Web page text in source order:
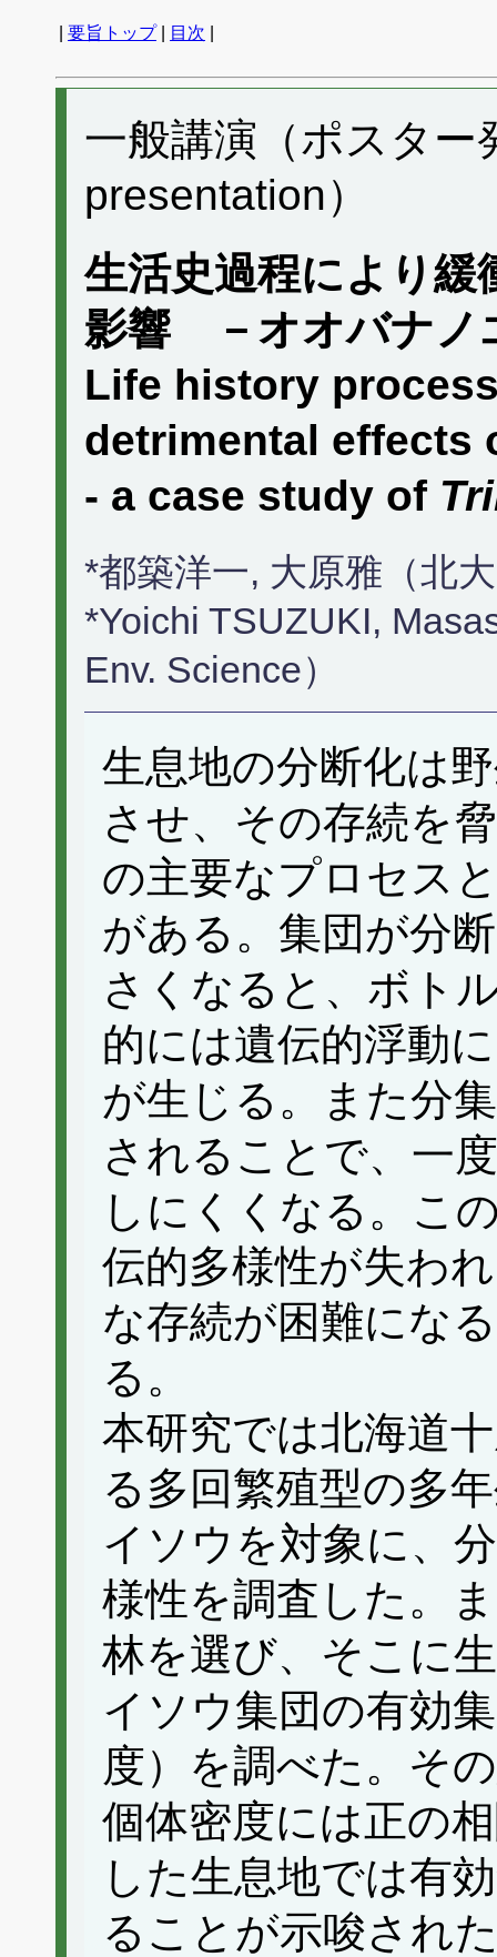
要旨トップ| 目次
一般講演（ポスタ
presentation）
生活史過程により緩
影響 －オオバナノ
Life history
detrimental effects
- a case study of
*都築洋一, 大原雅（北
*Yoichi TSUZUKI,
Env. Science）
生息地の分断化は
させ、その存続を
の主要なプロセス
がある。集団が分
さくなると、ボト
的には遺伝的浮動
が生じる。また分
されることで、一
しにくくなる。こ
伝的多様性が失わ
な存続が困難にな
る。
本研究では北海道
る多回繁殖型の多
イソウを対象に、
様性を調査した。
林を選び、そこに
イソウ集団の有効
度）を調べた。そ
個体密度には正の
した生息地では有
ることが示唆され